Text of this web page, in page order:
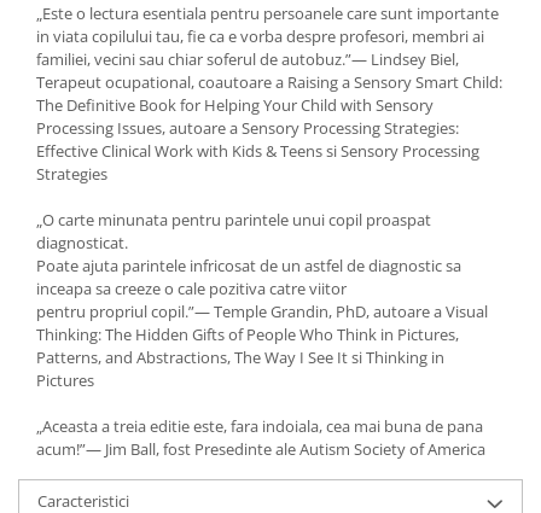
„Este o lectura esentiala pentru persoanele care sunt importante
in viata copilului tau, fie ca e vorba despre profesori, membri ai
familiei, vecini sau chiar soferul de autobuz.”— Lindsey Biel,
Terapeut ocupational, coautoare a Raising a Sensory Smart Child:
The Definitive Book for Helping Your Child with Sensory
Processing Issues, autoare a Sensory Processing Strategies:
Effective Clinical Work with Kids & Teens si Sensory Processing
Strategies
„O carte minunata pentru parintele unui copil proaspat
diagnosticat.
Poate ajuta parintele infricosat de un astfel de diagnostic sa
inceapa sa creeze o cale pozitiva catre viitor
pentru propriul copil.”— Temple Grandin, PhD, autoare a Visual
Thinking: The Hidden Gifts of People Who Think in Pictures,
Patterns, and Abstractions, The Way I See It si Thinking in
Pictures
„Aceasta a treia editie este, fara indoiala, cea mai buna de pana
acum!”— Jim Ball, fost Presedinte ale Autism Society of America
Caracteristici